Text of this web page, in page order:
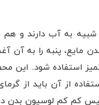
به آب دارند و هم
مایع، پنبه را به آن
استفاده شود. این
از آن باید از
سپس کم کم لوسیون